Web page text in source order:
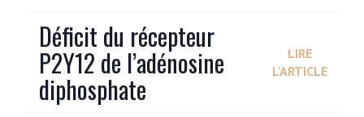
Déficit du récepteur
P2Y12 de l’adénosine
diphosphate
LIRE
L'ARTICLE